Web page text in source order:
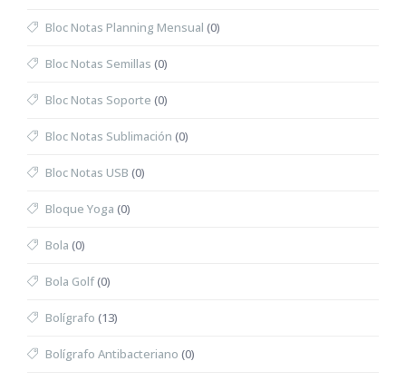
Bloc Notas Planning Mensual (0)
Bloc Notas Semillas (0)
Bloc Notas Soporte (0)
Bloc Notas Sublimación (0)
Bloc Notas USB (0)
Bloque Yoga (0)
Bola (0)
Bola Golf(0)
Bolígrafo (13)
Bolígrafo Antibacteriano (0)